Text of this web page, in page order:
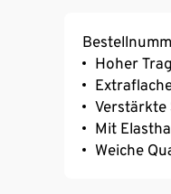
Hoher
Verstärkte
Mit
Weiche